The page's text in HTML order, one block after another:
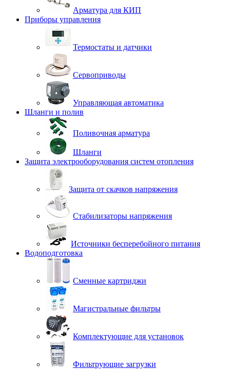
Арматура для КИП
Приборы управления
Термостаты и датчики
Сервоприводы
Управляющая автоматика
Шланги и полив
Поливочная арматура
Шланги
Защита электрооборудования систем отопления
Защита от скачков напряжения
Стабилизаторы напряжения
Источники бесперебойного питания
Водоподготовка
Сменные картриджи
Магистральные фильтры
Комплектующие для установок
Фильтрующие загрузки